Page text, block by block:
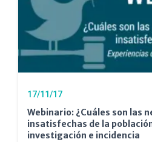
17/11/17
Webinario: ¿Cuáles son las
insatisfechas de la
investigación e incidencia